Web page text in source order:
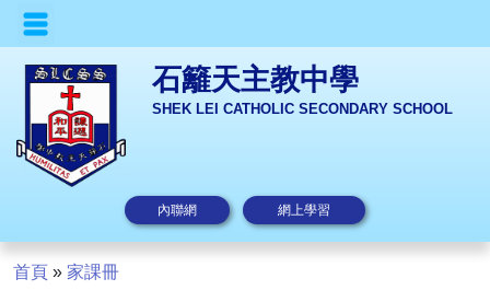
石籬天主教中學
SHEK LEI CATHOLIC SECONDARY SCHOOL
內聯網 網上學習
首頁 » 家課冊